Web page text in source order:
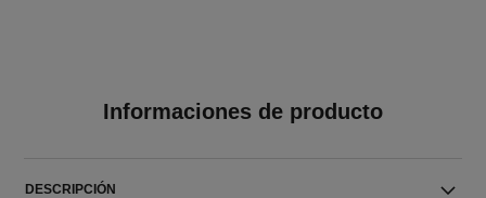
Informaciones de producto
DESCRIPCIÓN